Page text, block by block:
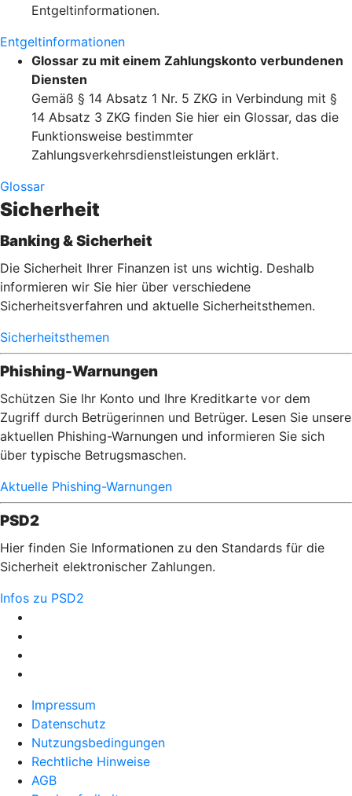
Entgeltinformationen.
Entgeltinformationen
Glossar zu mit einem Zahlungskonto verbundenen
Diensten
Gemäß § 14 Absatz 1 Nr. 5 ZKG in Verbindung mit §
14 Absatz 3 ZKG finden Sie hier ein Glossar, das die
Funktionsweise bestimmter
Zahlungsverkehrsdienstleistungen erklärt.
Glossar
Sicherheit
Banking & Sicherheit
Die Sicherheit Ihrer Finanzen ist uns wichtig. Deshalb
informieren wir Sie hier über verschiedene
Sicherheitsverfahren und aktuelle Sicherheitsthemen.
Sicherheitsthemen
Phishing-Warnungen
Schützen Sie Ihr Konto und Ihre Kreditkarte vor dem
Zugriff durch Betrügerinnen und Betrüger. Lesen Sie unsere
aktuellen Phishing-Warnungen und informieren Sie sich
über typische Betrugsmaschen.
Aktuelle Phishing-Warnungen
PSD2
Hier finden Sie Informationen zu den Standards für die
Sicherheit elektronischer Zahlungen.
Infos zu PSD2
Impressum
Datenschutz
Nutzungsbedingungen
Rechtliche Hinweise
AGB